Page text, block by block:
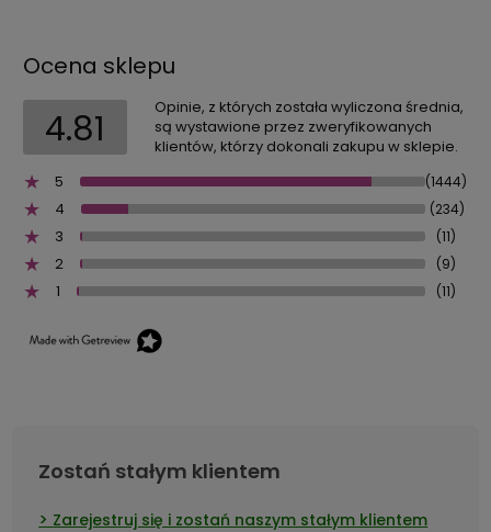
Ocena sklepu
4.81
Opinie, z których została wyliczona średnia,
są wystawione przez zweryfikowanych
klientów, którzy dokonali zakupu w sklepie.
5
(1444)
4 (234)
3 (11)
2 (9)
1 (11)
Zostań stałym klientem
Zarejestruj się i zostań naszym stałym klientem